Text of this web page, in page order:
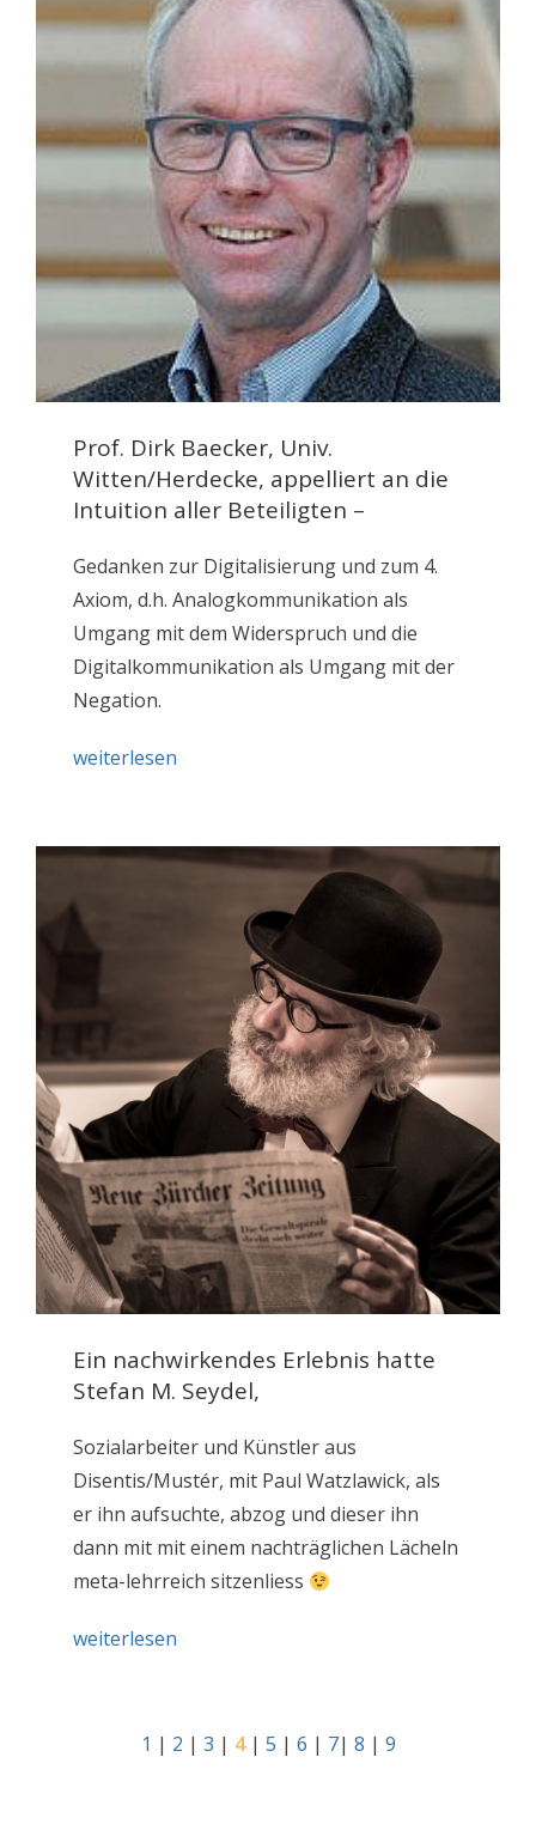
Prof. Dirk Baecker, Univ.
Witten/Herdecke, appelliert an die
Intuition aller Beteiligten –
Gedanken zur Digitalisierung und zum 4.
Axiom, d.h. Analogkommunikation als
Umgang mit dem Widerspruch und die
Digitalkommunikation als Umgang mit der
Negation.
weiterlesen
Ein nachwirkendes Erlebnis hatte
Stefan M. Seydel,
Sozialarbeiter und Künstler aus
Disentis/Mustér, mit Paul Watzlawick, als
er ihn aufsuchte, abzog und dieser ihn
dann mit mit einem nachträglichen Lächeln
meta-lehrreich sitzenliess
weiterlesen
1 | 2 | 3 | 4| 5 | 6 | 7| 8 | 9